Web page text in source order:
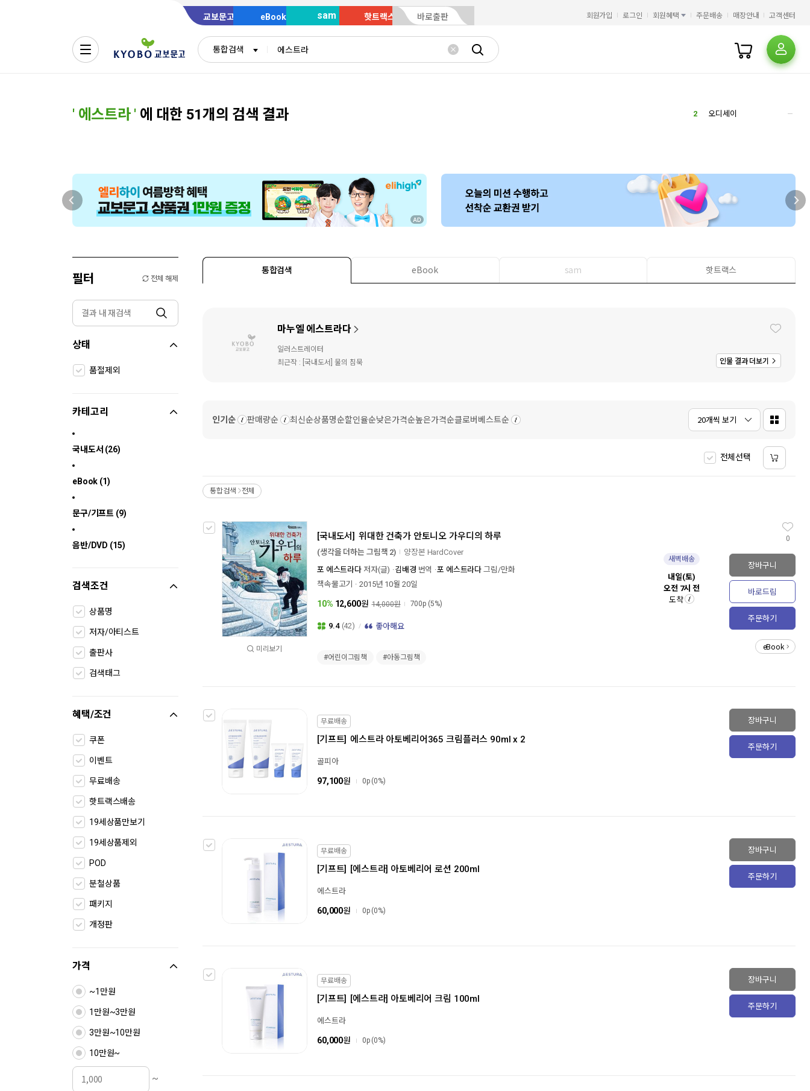
교보문고 eBook sam 핫트랙스 바로출판 회원가입 로그인 회원혜택 주문배송 매장안내 고객센터
통합검색
' 에스트라' 에 대한 51개의 검색 결과
히가시노 게이고
2
에스콰이어
5
2
오디세이
7
5
8
일리아스
필사
2
오뒷세이아
HMAT
5
히가시노 게이고
2
오뒷세이아
필터 전체 해제
상태
품절제외
카테고리
국내도서 (26)
eBook (1)
문구/기프트 (9)
음반/DVD (15)
검색조건
상품명
저자/아티스트
출판사
검색태그
혜택/조건
쿠폰
이벤트
무료배송
핫트랙스배송
19세상품만보기
19세상품제외
POD
분철상품
패키지
개정판
가격
~1만원
1만원~3만원
3만원~10만원
10만원~
~
통합검색 eBook sam 핫트랙스
마누엘 에스트라다
일러스트레이터
최근작 : [국내도서] 물의 침묵 인물 결과 더보기
인기순 판매량순 최신순상품명순할인율순낮은가격순높은가격순클로버베스트순 20개씩 보기
전체선택
통합검색 >
전체
미리보기
[국내도서] 위대한 건축가 안토니오 가우디의 하루
(생각을 더하는 그림책 2)
양장본 HardCover
포 에스트라다 저자(글) 김배경 번역 포 에스트라다 그림/만화
책속물고기
2015년 10월 20일
10% 12,600원 14,000원 700p (5%)
9.4 (42) 좋아해요
#어린이그림책 #아동그림책
새벽배송
내일(토)
오전 7시 전
도착
0
장바구니
바로드림
주문하기
eBook
무료배송
[기프트] 에스트라 아토베리어365 크림플러스 90ml x 2
골피아
97,100원 0p (0%)
장바구니
주문하기
무료배송
[기프트] [에스트라] 아토베리어 로션 200ml
에스트라
60,000원 0p (0%)
장바구니
주문하기
무료배송
[기프트] [에스트라] 아토베리어 크림 100ml
에스트라
60,000원 0p (0%)
장바구니
주문하기